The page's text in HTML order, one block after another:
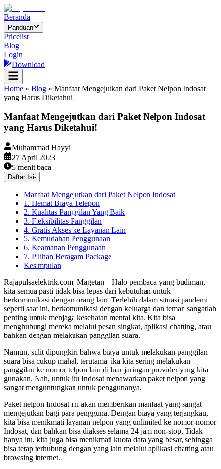
Beranda
Panduan
Pricelist
Blog
Login
Download
Home » Blog » Manfaat Mengejutkan dari Paket Nelpon Indosat
yang Harus Diketahui!
Manfaat Mengejutkan dari Paket Nelpon Indosat
yang Harus Diketahui!
Muhammad Hayyi
27 April 2023
5 menit baca
Daftar Isi-
Manfaat Mengejutkan dari Paket Nelpon Indosat
1. Hemat Biaya Telepon
2. Kualitas Panggilan Yang Baik
3. Fleksibilitas Panggilan
4. Gratis Akses ke Layanan Lain
5. Kemudahan Penggunaan
6. Keamanan Penggunaan
7. Pilihan Beragam Package
Kesimpulan
Rajapulsaelektrik.com, Magetan – Halo pembaca yang budiman,
kita semua pasti tidak bisa lepas dari kebutuhan untuk
berkomunikasi dengan orang lain. Terlebih dalam situasi pandemi
seperti saat ini, berkomunikasi dengan keluarga dan teman sangatlah
penting untuk menjaga kesehatan mental kita. Kita bisa
menghubungi mereka melalui pesan singkat, aplikasi chatting, atau
bahkan dengan melakukan panggilan suara.
Namun, sulit dipungkiri bahwa biaya untuk melakukan panggilan
suara bisa cukup mahal, terutama jika kita sering melakukan
panggilan ke nomor telpon lain di luar jaringan provider yang kita
gunakan. Nah, untuk itu Indosat menawarkan paket nelpon yang
sangat menguntungkan untuk penggunanya.
Paket nelpon Indosat ini akan memberikan manfaat yang sangat
mengejutkan bagi para pengguna. Dengan biaya yang terjangkau,
kita bisa menikmati layanan nelpon yang unlimited ke nomor-nomor
Indosat, dan bahkan bisa diakses selama 24 jam non-stop. Tidak
hanya itu, kita juga bisa menikmati kuota data yang besar, sehingga
bisa tetap terhubung dengan yang lain melalui aplikasi chatting atau
browsing internet.